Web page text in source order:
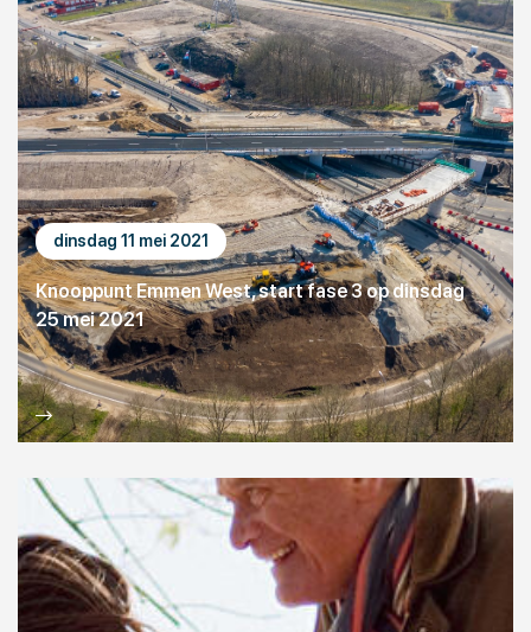
dinsdag 11 mei 2021
Knooppunt Emmen West, start fase 3 op dinsdag
25 mei 2021